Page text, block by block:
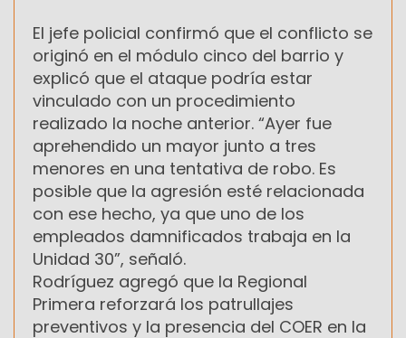
El jefe policial confirmó que el conflicto se
originó en el módulo cinco del barrio y
explicó que el ataque podría estar
vinculado con un procedimiento
realizado la noche anterior. “Ayer fue
aprehendido un mayor junto a tres
menores en una tentativa de robo. Es
posible que la agresión esté relacionada
con ese hecho, ya que uno de los
empleados damnificados trabaja en la
Unidad 30”, señaló.
Rodríguez agregó que la Regional
Primera reforzará los patrullajes
preventivos y la presencia del COER en la